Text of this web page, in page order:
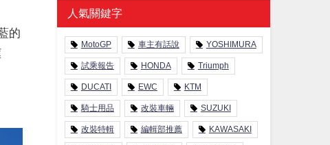
的
人氣關鍵字
MotoGP 車主有話說 YOSHIMURA
試乘報告 HONDA Triumph
DUCATI EWC KTM
騎士用品 改裝車輛 SUZUKI
改裝特輯 編輯部推薦 KAWASAKI